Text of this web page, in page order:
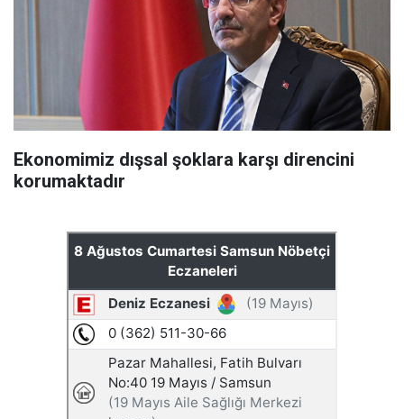
Ekonomimiz dışsal şoklara karşı direncini
korumaktadır